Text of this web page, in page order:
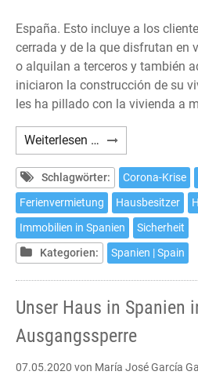
España. Esto incluye a los
cerrada y de la que disfrutan en
o alquilan a terceros y también
iniciaron la construcción de su
les ha pillado con la vivienda a
Weiterlesen … Nuestra
casa
en
España
en
estos
dias
Schlagwörter: Corona-Krise
Ferienvermietung
Hausbesitzer
Immobilien in Spanien
Sicherheit
Kategorien:
Spanien | Spain
Unser Haus in Spanien
Ausgangssperre
07.05.2020 von María José García